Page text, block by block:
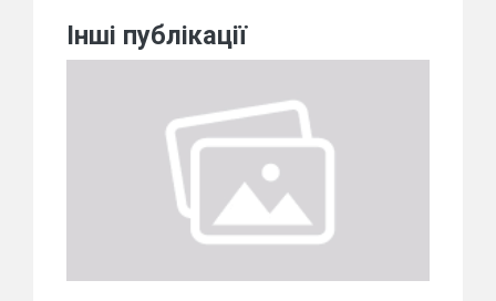
Інші публікації